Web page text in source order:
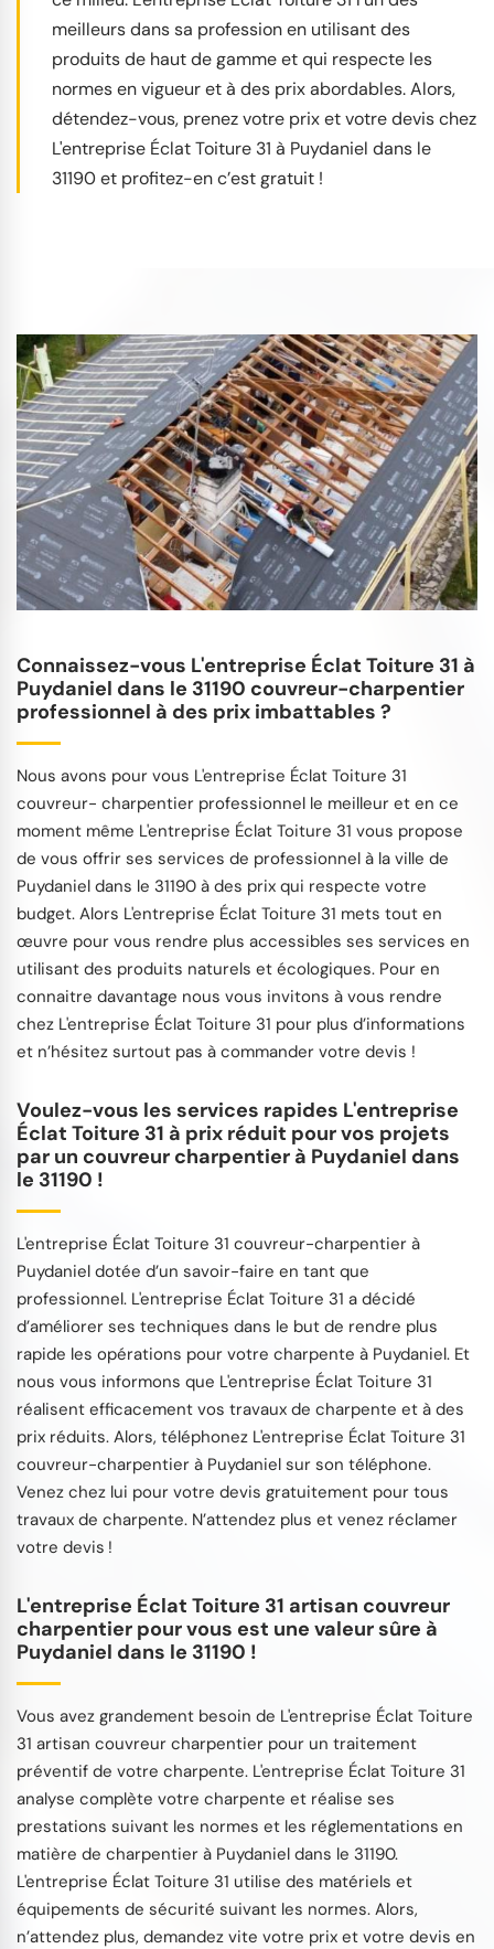
meilleurs dans sa profession en utilisant des
produits de haut de gamme et qui respecte les
normes en vigueur et à des prix abordables. Alors,
détendez-vous, prenez votre prix et votre devis chez
L'entreprise Éclat Toiture 31 à Puydaniel dans le
31190 et profitez-en c’est gratuit !
Connaissez-vous L'entreprise Éclat Toiture 31 à
Puydaniel dans le 31190 couvreur-charpentier
professionnel à des prix imbattables ?
Nous avons pour vous L'entreprise Éclat Toiture 31
couvreur- charpentier professionnel le meilleur et en ce
moment même L'entreprise Éclat Toiture 31 vous propose
de vous offrir ses services de professionnel à la ville de
Puydaniel dans le 31190 à des prix qui respecte votre
budget. Alors L'entreprise Éclat Toiture 31 mets tout en
œuvre pour vous rendre plus accessibles ses services en
utilisant des produits naturels et écologiques. Pour en
connaitre davantage nous vous invitons à vous rendre
chez L'entreprise Éclat Toiture 31 pour plus d’informations
et n’hésitez surtout pas à commander votre devis !
Voulez-vous les services rapides L'entreprise
Éclat Toiture 31 à prix réduit pour vos projets
par un couvreur charpentier à Puydaniel dans
le 31190 !
L'entreprise Éclat Toiture 31 couvreur-charpentier à
Puydaniel dotée d’un savoir-faire en tant que
professionnel. L'entreprise Éclat Toiture 31 a décidé
d’améliorer ses techniques dans le but de rendre plus
rapide les opérations pour votre charpente à Puydaniel. Et
nous vous informons que L'entreprise Éclat Toiture 31
réalisent efficacement vos travaux de charpente et à des
prix réduits. Alors, téléphonez L'entreprise Éclat Toiture 31
couvreur-charpentier à Puydaniel sur son téléphone.
Venez chez lui pour votre devis gratuitement pour tous
travaux de charpente. N’attendez plus et venez réclamer
votre devis !
L'entreprise Éclat Toiture 31 artisan couvreur
charpentier pour vous est une valeur sûre à
Puydaniel dans le 31190 !
Vous avez grandement besoin de L'entreprise Éclat Toiture
31 artisan couvreur charpentier pour un traitement
préventif de votre charpente. L'entreprise Éclat Toiture 31
analyse complète votre charpente et réalise ses
prestations suivant les normes et les réglementations en
matière de charpentier à Puydaniel dans le 31190.
L'entreprise Éclat Toiture 31 utilise des matériels et
équipements de sécurité suivant les normes. Alors,
n’attendez plus, demandez vite votre prix et votre devis en